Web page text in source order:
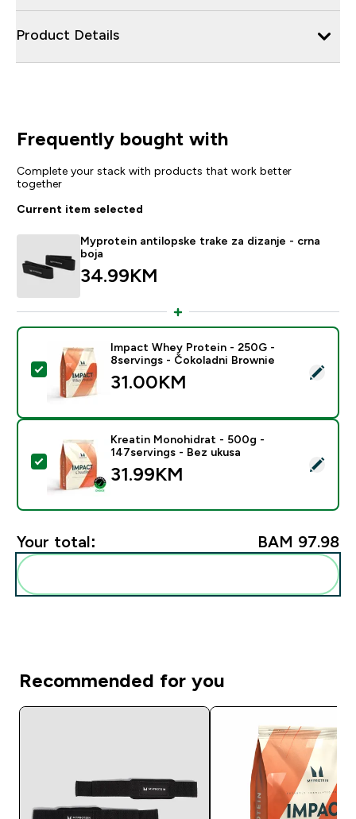
Product Details
Frequently bought with
Complete your stack with products that work better
together
Current item selected
Myprotein antilopske trake za dizanje - crna
boja
34.99KM‎
Select this product - Impact Whey Protein - 250G -
Impact Whey Protein - 250G -
8servings - Čokoladni Brownie
31.00KM‎
Select this product - Kreatin Monohidrat - 500g -
Kreatin Monohidrat - 500g -
147servings - Bez ukusa
31.99KM‎
Your total: BAM 97.98‎
Recommended for you